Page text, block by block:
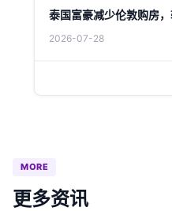
泰国富豪减少伦敦购房
2026-07-28
MORE
更多资讯